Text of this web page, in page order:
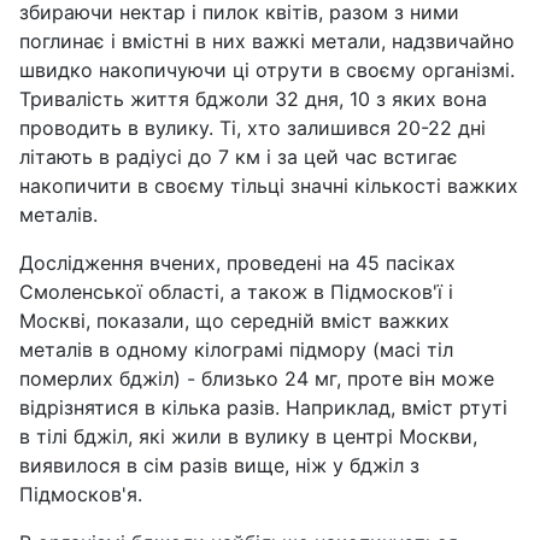
збираючи нектар і пилок квітів, разом з ними
поглинає і вмістні в них важкі метали, надзвичайно
швидко накопичуючи ці отрути в своєму організмі.
Тривалість життя бджоли 32 дня, 10 з яких вона
проводить в вулику. Ті, хто залишився 20-22 дні
літають в радіусі до 7 км і за цей час встигає
накопичити в своєму тільці значні кількості важких
металів.
Дослідження вчених, проведені на 45 пасіках
Смоленської області, а також в Підмосков'ї і
Москві, показали, що середній вміст важких
металів в одному кілограмі підмору (масі тіл
померлих бджіл) - близько 24 мг, проте він може
відрізнятися в кілька разів. Наприклад, вміст ртуті
в тілі бджіл, які жили в вулику в центрі Москви,
виявилося в сім разів вище, ніж у бджіл з
Підмосков'я.